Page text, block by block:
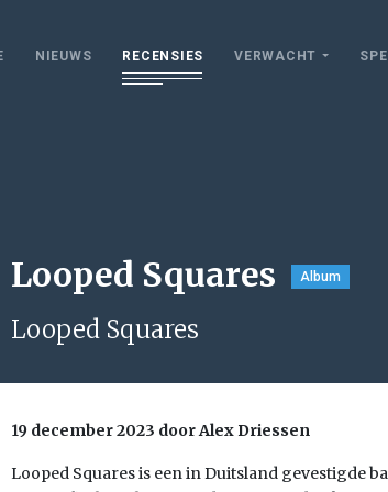
NIEUWS RECENSIES VERWACHT
Looped Squares Album
Looped Squares
19 december 2023 door Alex Driessen
Looped Squares is een in Duitsland gevestigde